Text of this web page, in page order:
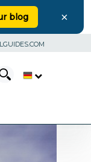
blog ×